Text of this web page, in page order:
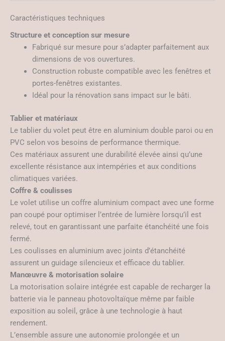
Caractéristiques techniques
Structure et conception sur mesure
Fabriqué sur mesure pour s’adapter parfaitement aux
dimensions de vos ouvertures.
Construction robuste compatible avec les fenêtres et
portes-fenêtres existantes.
Idéal pour la rénovation sans impact sur le bâti.
Tablier et matériaux
Le tablier du volet peut être en aluminium double paroi ou en
PVC selon vos besoins de performance thermique.
Ces matériaux assurent une durabilité élevée ainsi qu’une
excellente résistance aux intempéries et aux conditions
climatiques variées.
Coffre & coulisses
Le volet utilise un coffre aluminium compact avec une forme
pan coupé pour optimiser l’entrée de lumière lorsqu’il est
relevé, tout en garantissant une parfaite étanchéité une fois
fermé.
Les coulisses en aluminium avec joints d’étanchéité
assurent un guidage silencieux et efficace du tablier.
Manœuvre & motorisation solaire
La motorisation solaire intégrée est capable de recharger la
batterie via le panneau photovoltaïque même par faible
exposition au soleil, grâce à une technologie à haut
rendement.
L’ensemble assure une autonomie prolongée et un